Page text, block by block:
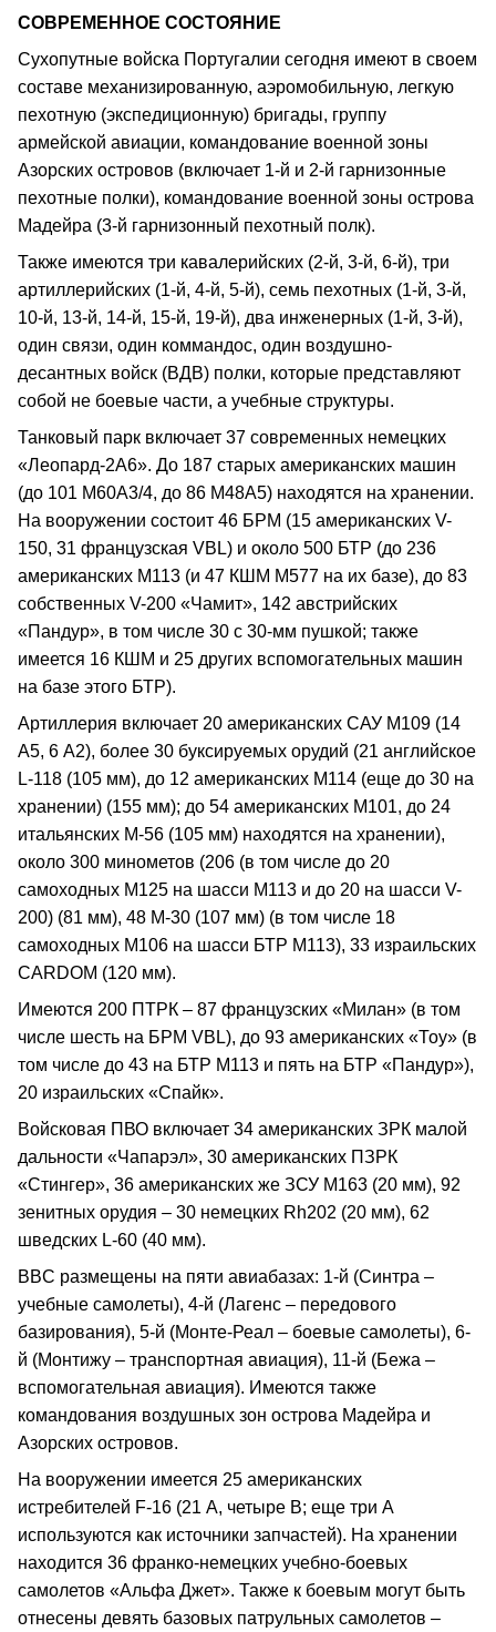
СОВРЕМЕННОЕ СОСТОЯНИЕ
Сухопутные войска Португалии сегодня имеют в своем
составе механизированную, аэромобильную, легкую
пехотную (экспедиционную) бригады, группу
армейской авиации, командование военной зоны
Азорских островов (включает 1-й и 2-й гарнизонные
пехотные полки), командование военной зоны острова
Мадейра (3-й гарнизонный пехотный полк).
Также имеются три кавалерийских (2-й, 3-й, 6-й), три
артиллерийских (1-й, 4-й, 5-й), семь пехотных (1-й, 3-й,
10-й, 13-й, 14-й, 15-й, 19-й), два инженерных (1-й, 3-й),
один связи, один коммандос, один воздушно-
десантных войск (ВДВ) полки, которые представляют
собой не боевые части, а учебные структуры.
Танковый парк включает 37 современных немецких
«Леопард-2А6». До 187 старых американских машин
(до 101 М60А3/4, до 86 М48А5) находятся на хранении.
На вооружении состоит 46 БРМ (15 американских V-
150, 31 французская VBL) и около 500 БТР (до 236
американских М113 (и 47 КШМ М577 на их базе), до 83
собственных V-200 «Чамит», 142 австрийских
«Пандур», в том числе 30 с 30-мм пушкой; также
имеется 16 КШМ и 25 других вспомогательных машин
на базе этого БТР).
Артиллерия включает 20 американских САУ М109 (14
А5, 6 А2), более 30 буксируемых орудий (21 английское
L-118 (105 мм), до 12 американских М114 (еще до 30 на
хранении) (155 мм); до 54 американских М101, до 24
итальянских М-56 (105 мм) находятся на хранении),
около 300 минометов (206 (в том числе до 20
самоходных М125 на шасси М113 и до 20 на шасси V-
200) (81 мм), 48 М-30 (107 мм) (в том числе 18
самоходных М106 на шасси БТР М113), 33 израильских
CARDOM (120 мм).
Имеются 200 ПТРК – 87 французских «Милан» (в том
числе шесть на БРМ VBL), до 93 американских «Тоу» (в
том числе до 43 на БТР М113 и пять на БТР «Пандур»),
20 израильских «Спайк».
Войсковая ПВО включает 34 американских ЗРК малой
дальности «Чапарэл», 30 американских ПЗРК
«Стингер», 36 американских же ЗСУ М163 (20 мм), 92
зенитных орудия – 30 немецких Rh202 (20 мм), 62
шведских L-60 (40 мм).
BBC размещены на пяти авиабазах: 1-й (Синтра –
учебные самолеты), 4-й (Лагенс – передового
базирования), 5-й (Монте-Реал – боевые самолеты), 6-
й (Монтижу – транспортная авиация), 11-й (Бежа –
вспомогательная авиация). Имеются также
командования воздушных зон острова Мадейра и
Азорских островов.
На вооружении имеется 25 американских
истребителей F-16 (21 А, четыре В; еще три А
используются как источники запчастей). На хранении
находится 36 франко-немецких учебно-боевых
самолетов «Альфа Джет». Также к боевым могут быть
отнесены девять базовых патрульных самолетов –